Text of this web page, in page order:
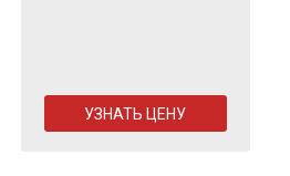
УЗНАТЬ ЦЕНУ